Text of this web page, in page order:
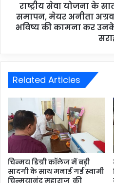
राष्ट्रीय सेवा योजना के
समापन, मेयर अनीता
भविष्य की कामना कर उनके
Related Articles
चिन्मय डिग्री कॉलेज में बड़ी
सादगी के साथ मनाई गई स्वामी
चिन्मयानंद महाराज की